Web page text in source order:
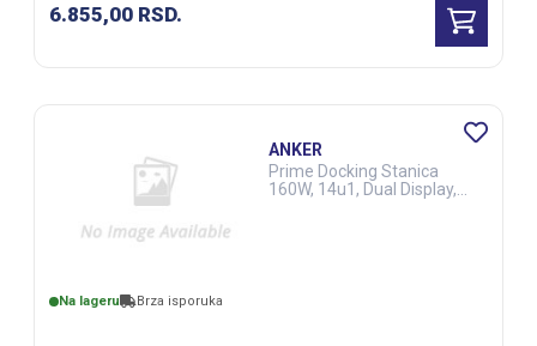
6.855,00 RSD.
Na lageru Brza isporuka
ANKER
Prime Docking Stanica
160W, 14u1, Dual Display,